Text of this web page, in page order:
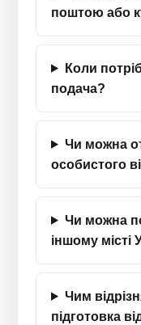
поштою або
Коли
подача?
Чи можна
особистого
Чи можна
іншому місті
Чим
підготовка